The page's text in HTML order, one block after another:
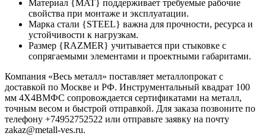
Материал {MAT} поддерживает требуемые рабочие
свойства при монтаже и эксплуатации.
Марка стали {STEEL} важна для прочности, ресурса и
устойчивости к нагрузкам.
Размер {RAZMER} учитывается при стыковке с
сопрягаемыми элементами и проектными габаритами.
Компания «Весь металл» поставляет металлопрокат с
доставкой по Москве и РФ. Инструментальный квадрат 100
мм 4Х4ВМФС сопровождается сертификатами на металл,
точным весом и быстрой отправкой. Для заказа позвоните по
телефону +74952752522 или отправьте заявку на почту
zakaz@metall-ves.ru.